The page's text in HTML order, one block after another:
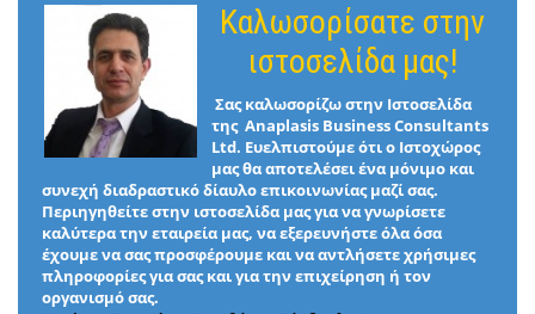
Καλωσορίσατε στην
ιστοσελίδα μας!
Σας καλωσορίζω στην Ιστοσελίδα
της Anaplasis Business Consultants
Ltd. Ευελπιστούμε ότι ο Ιστοχώρος
μας θα αποτελέσει ένα μόνιμο και
συνεχή διαδραστικό δίαυλο επικοινωνίας μαζί σας.
Περιηγηθείτε στην ιστοσελίδα μας για να γνωρίσετε
καλύτερα την εταιρεία μας, να εξερευνήστε όλα όσα
έχουμε να σας προσφέρουμε και να αντλήσετε χρήσιμες
πληροφορίες για σας και για την επιχείρηση ή τον
οργανισμό σας.